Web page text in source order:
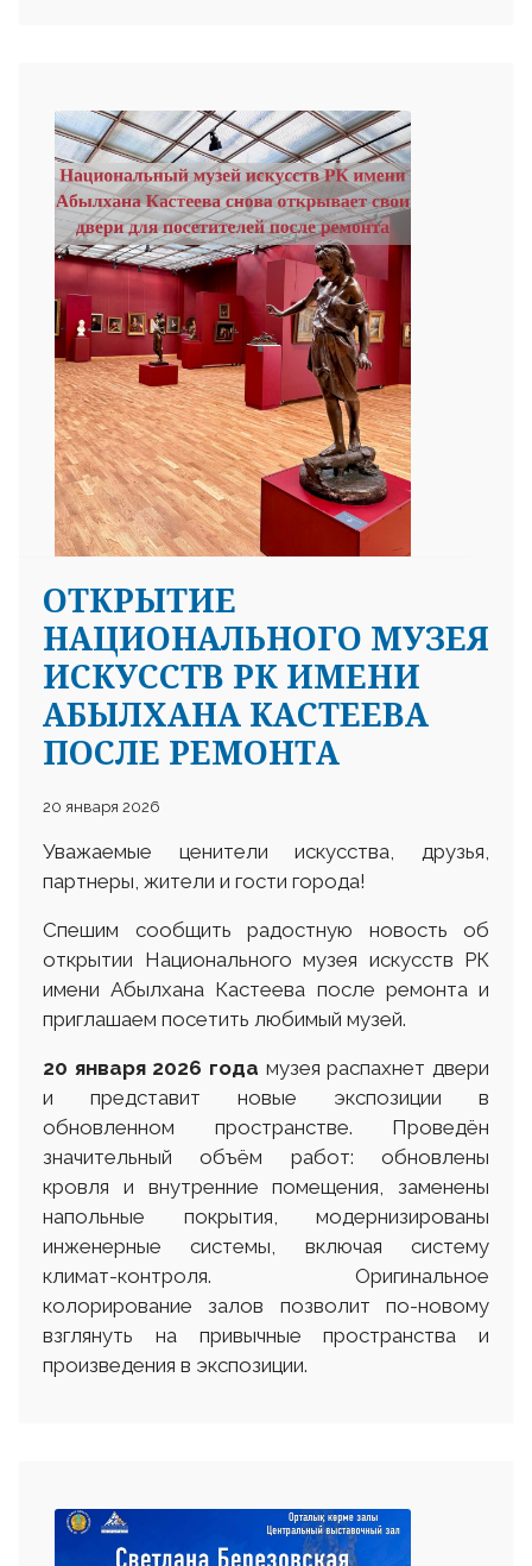
ОТКРЫТИЕ
НАЦИОНАЛЬНОГО МУЗЕЯ
ИСКУССТВ РК ИМЕНИ
АБЫЛХАНА КАСТЕЕВА
ПОСЛЕ РЕМОНТА
20 января 2026
Уважаемые ценители искусства, друзья,
партнеры, жители и гости города!
Спешим сообщить радостную новость об
открытии Национального музея искусств РК
имени Абылхана Кастеева после ремонта и
приглашаем посетить любимый музей.
20 января 2026 года музея распахнет двери
и представит новые экспозиции в
обновленном пространстве. Проведён
значительный объём работ: обновлены
кровля и внутренние помещения, заменены
напольные покрытия, модернизированы
инженерные системы, включая систему
климат-контроля. Оригинальное
колорирование залов позволит по-новому
взглянуть на привычные пространства и
произведения в экспозиции.